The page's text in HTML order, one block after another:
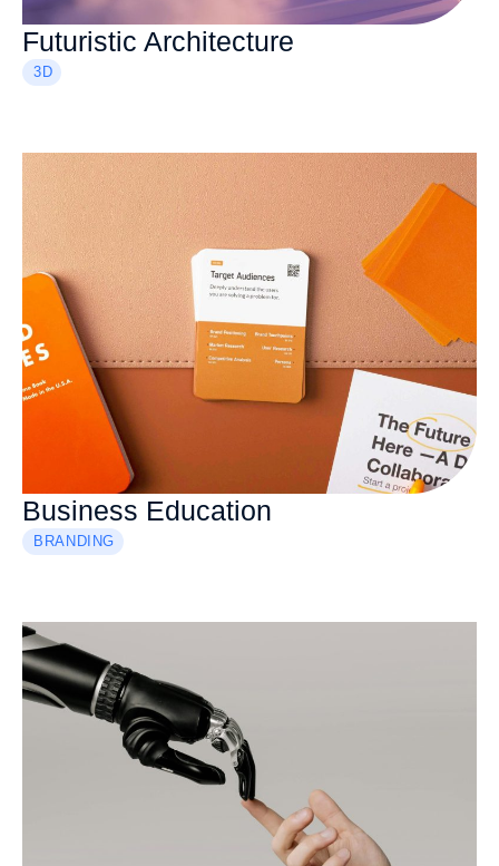
Futuristic Architecture
3D
Business Education
BRANDING